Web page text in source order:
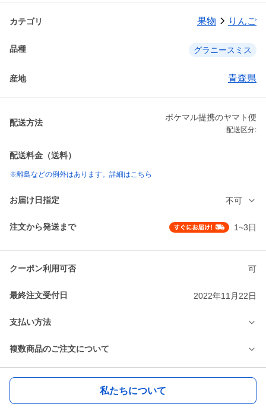
カテゴリ 果物 りんご
品種 グラニースミス
産地 青森県
配送方法
ポケマル提携のヤマト便
配送区分:
配送料金（送料）
※離島などの例外はあります。詳細はこちら
お届け日指定 不可
注文から発送まで 1~3日
クーポン利用可否 可
最終注文受付日 2022年11月22日
支払い方法
複数商品のご注文について
私たちについて